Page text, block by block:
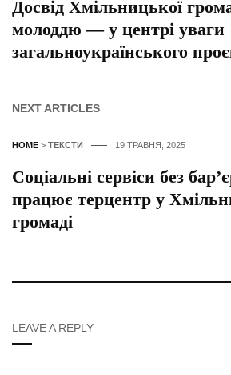
Досвід Хмільницької
молоддю — у центрі уваги
загальноукраїнського
NEXT ARTICLES
HOME > ТЕКСТИ 19 ТРАВНЯ, 2025
Соціальні сервіси без
працює терцентр у
громаді
LEAVE A REPLY